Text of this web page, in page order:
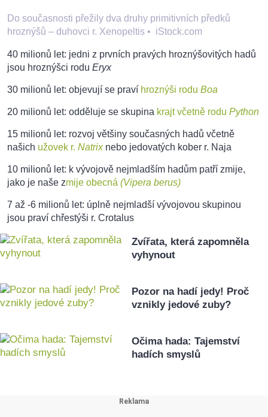
Do současnosti přežily dva druhy primitivních předků
hroznýšů – duhovci r. Xenopeltis • iStock.com
40 milionů let: jedni z prvních pravých hroznýšovitých hadů
jsou hroznýšci rodu Eryx
30 milionů let: objevují se praví hroznýši rodu Boa
20 milionů let: odděluje se skupina krajt včetně rodu Python
15 milionů let: rozvoj většiny současných hadů včetně
našich užovek r. Natrix nebo jedovatých kober r. Naja
10 milionů let: k vývojově nejmladším hadům patří zmije,
jako je naše zmije obecná (Vipera berus)
7 až -6 milionů let: úplně nejmladší vývojovou skupinou
jsou praví chřestýši r. Crotalus
Zvířata, která zapomněla
vyhynout
Pozor na hadí jedy! Proč
vznikly jedové zuby?
Očima hada: Tajemství
hadích smyslů